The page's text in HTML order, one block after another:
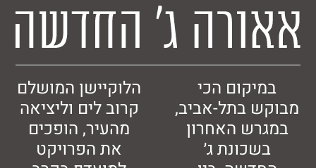
הכי
בתל-אביב,
האחרון
ג׳
הלוקיישן המושלם
קרוב לים וליציאה
מהעיר, הופכים
את הפרויקט